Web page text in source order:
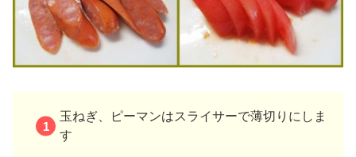
玉ねぎ、ピーマンはスライサーで薄切りにしま
す